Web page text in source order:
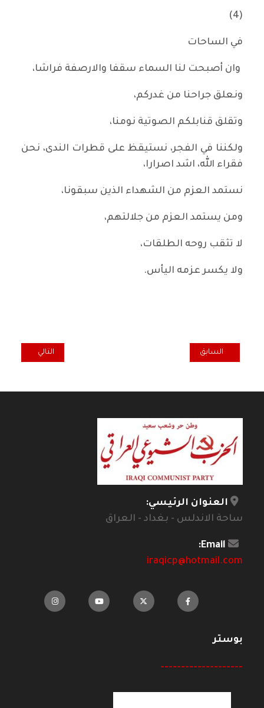
(4)
في الساحات
وان أصبحت لنا السماء سقفا والارصفة فراشا،
ونعلق جراحنا من غدركم،
وتقلق قنابلكم الصوتية نومنا،
ولكننا في الفجر، نستيقظ على قطرات الندى، نحن
فقراء الله، اشد اصرارا،
نستمد العزم من الشهداء الذين سبقونا،
ومن يستمد العزم من جلالتهم،
لا تثقب روحه الطلقات،
ولا يكسر عزمه اليأس.
المقال السابق: حول بعض مسؤوليات المثقفين الوطنيين
السابق المقال
التالي
العنوان الرئيسي:
ساحة الاندلس - بغداد - العراق
Email:
iraqicp@hotmail.com
بوستر
--------------------